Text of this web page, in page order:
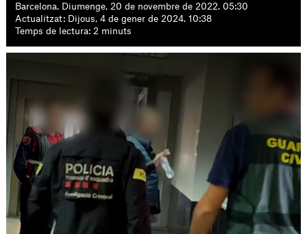
Barcelona. Diumenge, 20 de novembre de 2022. 05:30
Actualitzat: Dijous, 4 de gener de 2024. 10:38
Temps de lectura: 2 minuts